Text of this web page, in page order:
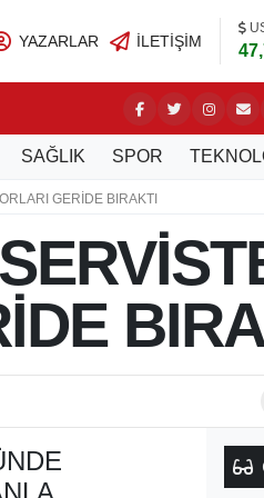
YAZARLAR İLETIŞIM
SAĞLIK SPOR
GERİDE BIRAKTI